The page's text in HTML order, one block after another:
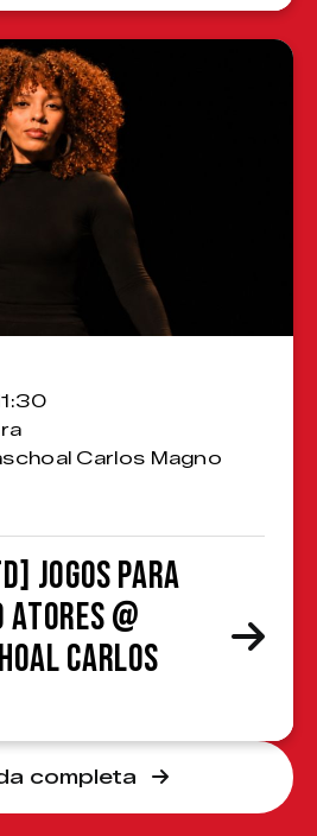
Carlos Magno
Jogos para
atores @
Carlos
completa